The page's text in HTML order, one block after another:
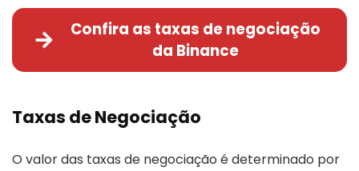
Confira as taxas de negociação
da Binance
Taxas de Negociação
O valor das taxas de negociação é determinado por